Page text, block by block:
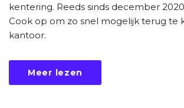
kentering. Reeds sinds december
Cook op om zo snel mogelijk terug te
kantoor.
Meer lezen